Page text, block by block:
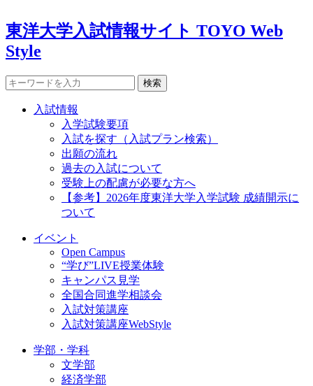
東洋大学入試情報サイト TOYO Web
Style
検索
入試情報
入学試験要項
入試を探す（入試プラン検索）
出願の流れ
過去の入試について
受験上の配慮が必要な方へ
【参考】2026年度東洋大学入学試験 成績開示に
ついて
イベント
Open Campus
“学び”LIVE授業体験
キャンパス見学
全国合同進学相談会
入試対策講座
入試対策講座WebStyle
学部・学科
文学部
経済学部